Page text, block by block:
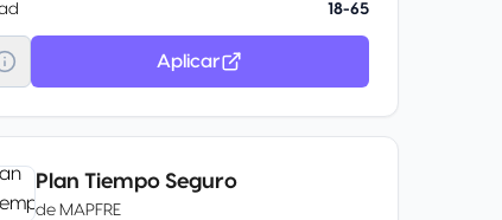
18-65
Aplicar
Plan Tiempo Seguro
de MAPFRE